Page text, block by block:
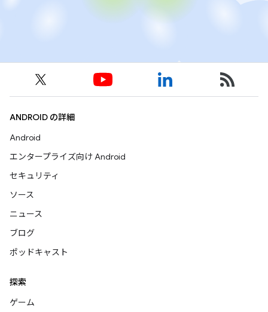
ANDROID の詳細
Android
エンタープライズ向け Android
セキュリティ
ソース
ニュース
ブログ
ポッドキャスト
探索
ゲーム